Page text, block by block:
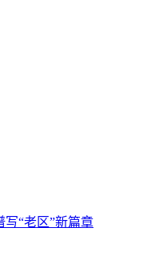
写“老区”新篇章